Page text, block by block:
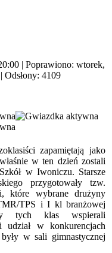
| Poprawiono: wtorek,
Odsłony: 4109
zapamiętają jako
w ten dzień zostali
w Iwoniczu. Starsze
przygotowały tzw.
które wybrane drużyny
TPS i I kl branżowej
tych klas wspierali
w konkurencjach
w sali gimnastycznej